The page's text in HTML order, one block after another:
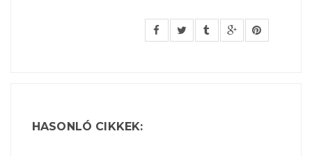
HASONLÓ CIKKEK: